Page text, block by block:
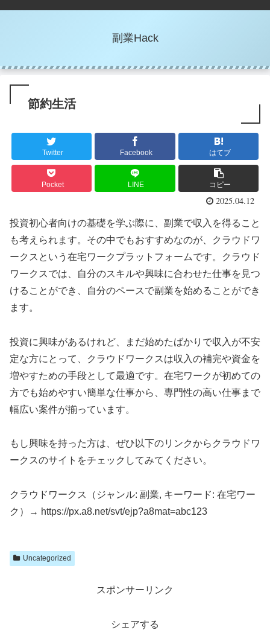
副業Hack
節約生活
Twitter Facebook はてブ
Pocket LINE コピー
2025.04.12
投資初心者向けの基礎を学ぶ際に、副業で収入を得ること
も考えられます。その中でもおすすめなのが、クラウドワ
ークスという在宅ワークプラットフォームです。クラウド
ワークスでは、自分のスキルや興味に合わせた仕事を見つ
けることができ、自分のペースで副業を始めることができ
ます。
投資に興味があるけれど、まだ始めたばかりで収入が不安
定な方にとって、クラウドワークスは収入の補完や資金を
増やすための手段として最適です。在宅ワークが初めての
方でも始めやすい簡単な仕事から、専門性の高い仕事まで
幅広い案件が揃っています。
もし興味を持った方は、ぜひ以下のリンクからクラウドワ
ークスのサイトをチェックしてみてください。
クラウドワークス（ジャンル: 副業, キーワード: 在宅ワー
ク）→ https://px.a8.net/svt/ejp?a8mat=abc123
Uncategorized
スポンサーリンク
シェアする